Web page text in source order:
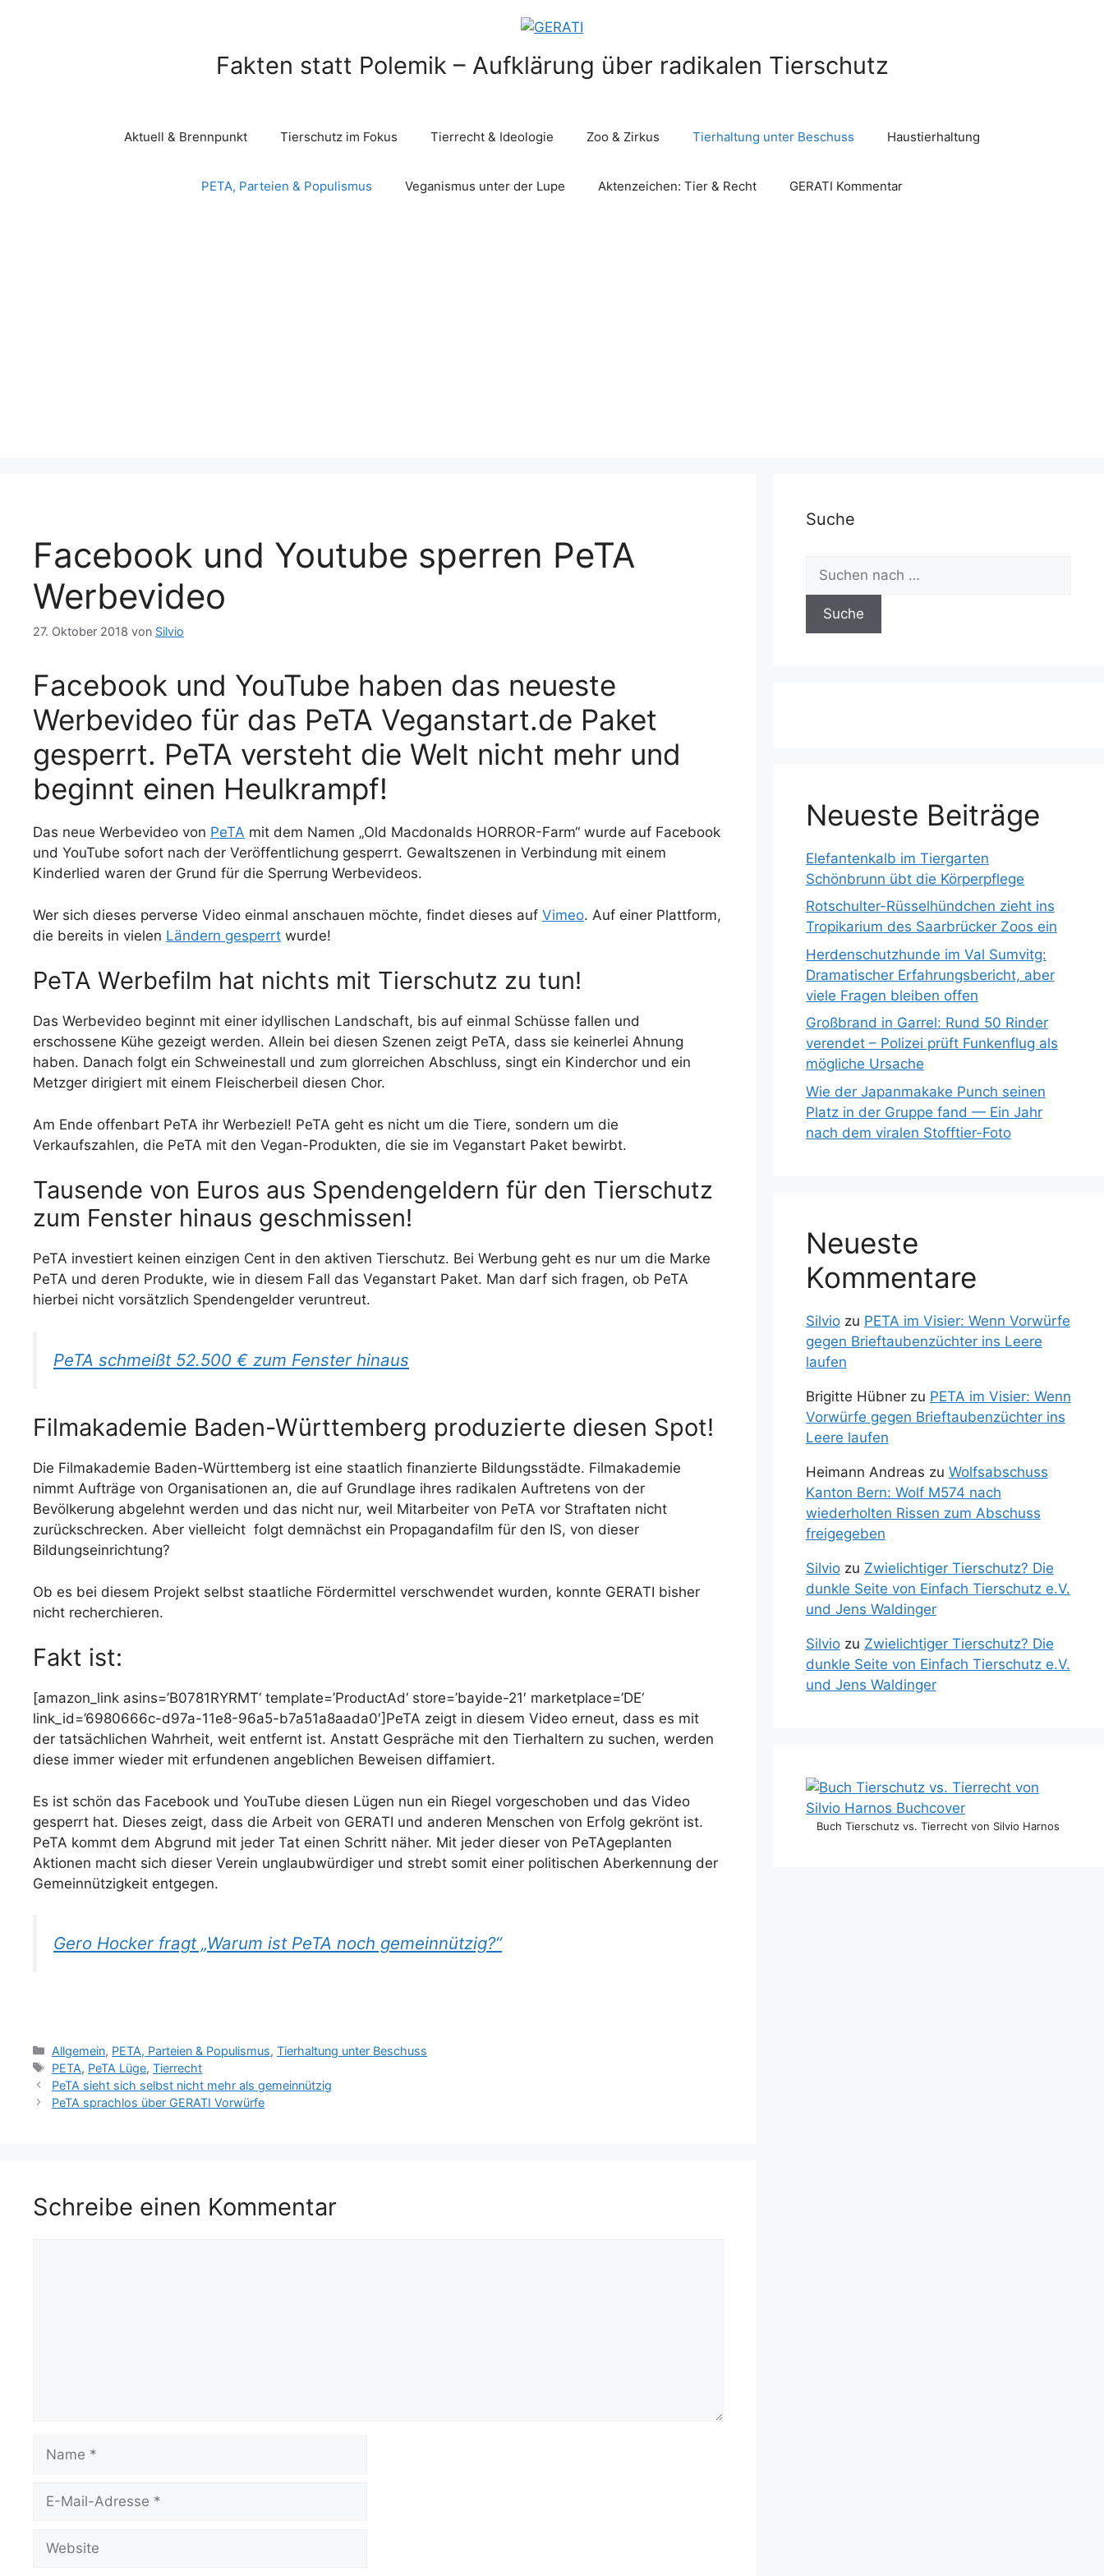
Fakten statt Polemik – Aufklärung über radikalen Tierschutz
Aktuell & Brennpunkt Tierschutz im Fokus Tierrecht & Ideologie Zoo & Zirkus Tierhaltung unter Beschuss Haustierhaltung
PETA, Parteien & Populismus Veganismus unter der Lupe Aktenzeichen: Tier & Recht GERATI Kommentar
Facebook und Youtube sperren PeTA
Werbevideo
27. Oktober 2018 von Silvio
Facebook und YouTube haben das neueste
Werbevideo für das PeTA Veganstart.de Paket
gesperrt. PeTA versteht die Welt nicht mehr und
beginnt einen Heulkrampf!
Das neue Werbevideo von PeTA mit dem Namen „Old Macdonalds HORROR-Farm“ wurde auf Facebook
und YouTube sofort nach der Veröffentlichung gesperrt. Gewaltszenen in Verbindung mit einem
Kinderlied waren der Grund für die Sperrung Werbevideos.
Wer sich dieses perverse Video einmal anschauen möchte, findet dieses auf Vimeo. Auf einer Plattform,
die bereits in vielen Ländern gesperrt wurde!
PeTA Werbefilm hat nichts mit Tierschutz zu tun!
Das Werbevideo beginnt mit einer idyllischen Landschaft, bis auf einmal Schüsse fallen und
erschossene Kühe gezeigt werden. Allein bei diesen Szenen zeigt PeTA, dass sie keinerlei Ahnung
haben. Danach folgt ein Schweinestall und zum glorreichen Abschluss, singt ein Kinderchor und ein
Metzger dirigiert mit einem Fleischerbeil diesen Chor.
Am Ende offenbart PeTA ihr Werbeziel! PeTA geht es nicht um die Tiere, sondern um die
Verkaufszahlen, die PeTA mit den Vegan-Produkten, die sie im Veganstart Paket bewirbt.
Tausende von Euros aus Spendengeldern für den Tierschutz
zum Fenster hinaus geschmissen!
PeTA investiert keinen einzigen Cent in den aktiven Tierschutz. Bei Werbung geht es nur um die Marke
PeTA und deren Produkte, wie in diesem Fall das Veganstart Paket. Man darf sich fragen, ob PeTA
hierbei nicht vorsätzlich Spendengelder veruntreut.
PeTA schmeißt 52.500 € zum Fenster hinaus
Filmakademie Baden-Württemberg produzierte diesen Spot!
Die Filmakademie Baden-Württemberg ist eine staatlich finanzierte Bildungsstädte. Filmakademie
nimmt Aufträge von Organisationen an, die auf Grundlage ihres radikalen Auftretens von der
Bevölkerung abgelehnt werden und das nicht nur, weil Mitarbeiter von PeTA vor Straftaten nicht
zurückschrecken. Aber vielleicht folgt demnächst ein Propagandafilm für den IS, von dieser
Bildungseinrichtung?
Ob es bei diesem Projekt selbst staatliche Fördermittel verschwendet wurden, konnte GERATI bisher
nicht recherchieren.
Fakt ist:
[amazon_link asins=’B0781RYRMT‘ template=’ProductAd‘ store=’bayide-21′ marketplace=’DE‘
link_id=’6980666c-d97a-11e8-96a5-b7a51a8aada0′]PeTA zeigt in diesem Video erneut, dass es mit
der tatsächlichen Wahrheit, weit entfernt ist. Anstatt Gespräche mit den Tierhaltern zu suchen, werden
diese immer wieder mit erfundenen angeblichen Beweisen diffamiert.
Es ist schön das Facebook und YouTube diesen Lügen nun ein Riegel vorgeschoben und das Video
gesperrt hat. Dieses zeigt, dass die Arbeit von GERATI und anderen Menschen von Erfolg gekrönt ist.
PeTA kommt dem Abgrund mit jeder Tat einen Schritt näher. Mit jeder dieser von PeTAgeplanten
Aktionen macht sich dieser Verein unglaubwürdiger und strebt somit einer politischen Aberkennung der
Gemeinnützigkeit entgegen.
Gero Hocker fragt „Warum ist PeTA noch gemeinnützig?“
Kategorien
Allgemein, PETA, Parteien & Populismus,Tierhaltung unter Beschuss
Schlagwörter
PETA, PeTA Lüge,Tierrecht
PeTA sieht sich selbst nicht mehr als gemeinnützig
PeTA sprachlos über GERATI Vorwürfe
Schreibe einen Kommentar
Mail-
Suche
nach:
Neueste Beiträge
Elefantenkalb im Tiergarten
Schönbrunn übt die Körperpflege
Rotschulter-Rüsselhündchen zieht ins
Tropikarium des Saarbrücker Zoos ein
Herdenschutzhunde im Val Sumvitg:
Dramatischer Erfahrungsbericht, aber
viele Fragen bleiben offen
Großbrand in Garrel: Rund 50 Rinder
verendet – Polizei prüft Funkenflug als
mögliche Ursache
Wie der Japanmakake Punch seinen
Platz in der Gruppe fand — Ein Jahr
nach dem viralen Stofftier-Foto
Neueste
Kommentare
Silviozu PETA im Visier: Wenn Vorwürfe
gegen Brieftaubenzüchter ins Leere
laufen
Brigitte Hübnerzu PETA im Visier: Wenn
Vorwürfe gegen Brieftaubenzüchter ins
Leere laufen
Heimann Andreas zu Wolfsabschuss
Kanton Bern: Wolf M574 nach
wiederholten Rissen zum Abschuss
freigegeben
Silviozu Zwielichtiger Tierschutz? Die
dunkle Seite von Einfach Tierschutz e.V.
und Jens Waldinger
Silviozu Zwielichtiger Tierschutz? Die
dunkle Seite von Einfach Tierschutz e.V.
und Jens Waldinger
Buch Tierschutz vs. Tierrecht von Silvio Harnos